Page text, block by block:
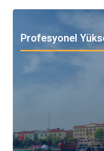
Profesyonel